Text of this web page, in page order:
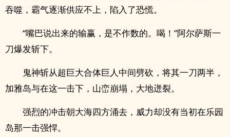
吞噬，霸气逐渐供应不上，陷入了恐慌。
“嘴巴说出来的输赢，是不作数的。喝！”阿尔萨斯一
刀爆发斩下。
鬼神斩从超巨大合体巨人中间劈砍，将其一刀两半，
加雅岛与在这一击下，山峦崩塌，大地迸裂。
强烈的冲击朝大海四方涌去，威力却没有当初在乐园
岛那一击强悍。